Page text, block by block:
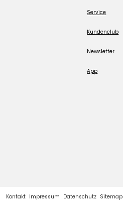
Service
Kundenclub
Newsletter
App
Kontakt Impressum Datenschutz Sitemap